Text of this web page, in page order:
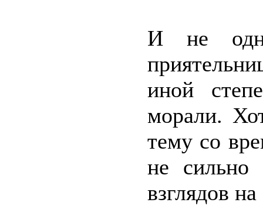
И не
иной
морали.
тему со
не сильно
взглядов на